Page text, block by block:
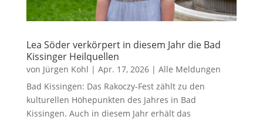
Lea Söder verkörpert in diesem Jahr die Bad
Kissinger Heilquellen
von Jürgen Kohl | Apr. 17, 2026| Alle Meldungen
Bad Kissingen: Das Rakoczy-Fest zählt zu den
kulturellen Höhepunkten des Jahres in Bad
Kissingen. Auch in diesem Jahr erhält das